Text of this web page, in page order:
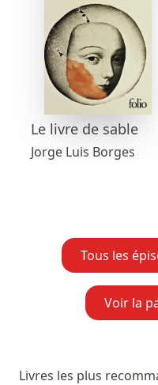
Le livre de sable
Jorge Luis Borges
Tous les
Voir la
Livres les plus